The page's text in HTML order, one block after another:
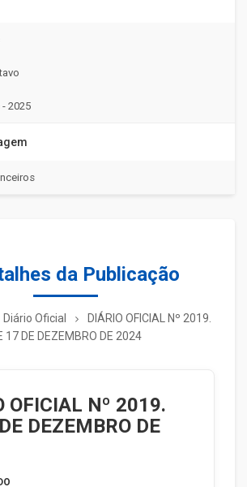
2025
da Publicação
Diário Oficial
DIÁRIO OFICIAL Nº 2019.
17 DE DEZEMBRO DE 2024
OFICIAL Nº 2019.
DEZEMBRO DE